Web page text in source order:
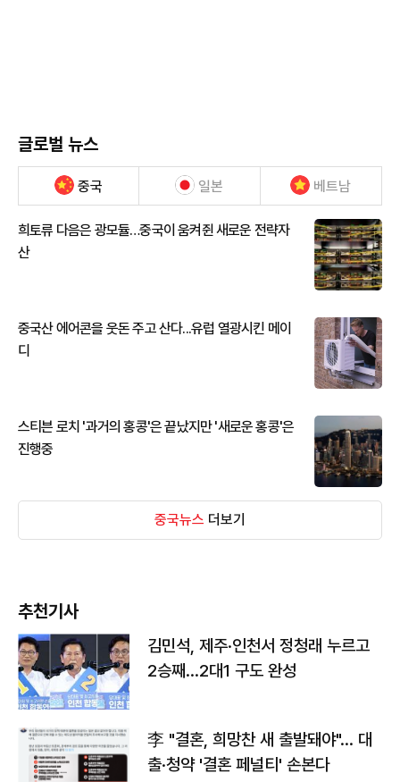
글로벌 뉴스
중국 일본 베트남
희토류 다음은 광모듈…중국이 움켜쥔 새로운 전략자
산
중국산 에어콘을 웃돈 주고 산다...유럽 열광시킨 메이
디
스티븐 로치 '과거의 홍콩'은 끝났지만 '새로운 홍콩'은
진행중
중국뉴스 더보기
추천기사
김민석, 제주·인천서 정청래 누르고
2승째…2대1 구도 완성
李 "결혼, 희망찬 새 출발돼야"… 대
출·청약 '결혼 페널티' 손본다